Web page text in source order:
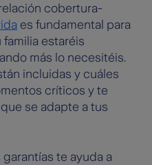
cobertura-
es fundamental para
estaréis
más lo necesitéis.
incluidas y cuáles
críticos y te
se adapte a tus
te ayuda a